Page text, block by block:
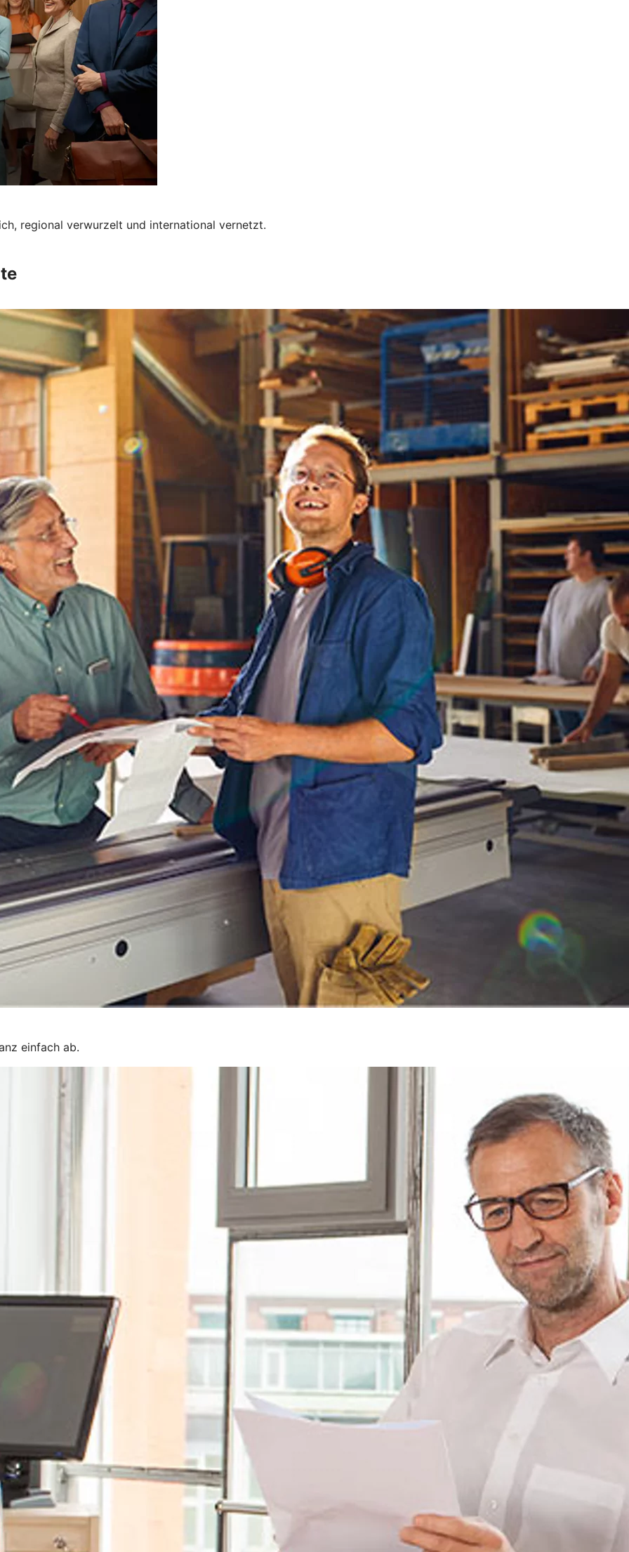
regional verwurzelt und international vernetzt.
einfach ab.